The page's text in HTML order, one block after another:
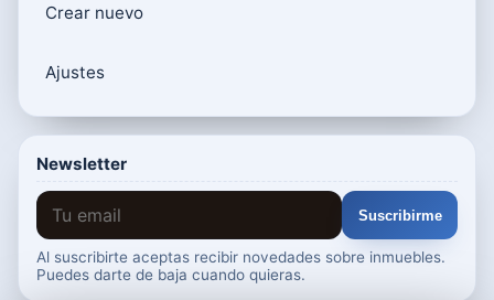
Crear nuevo
Ajustes
Newsletter
Suscribirme
Al suscribirte aceptas recibir novedades sobre inmuebles.
Puedes darte de baja cuando quieras.